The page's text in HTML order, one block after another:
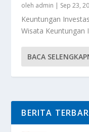
oleh admin | Sep 23,
Keuntungan
Wisata Keuntungan
BACA
BERITA